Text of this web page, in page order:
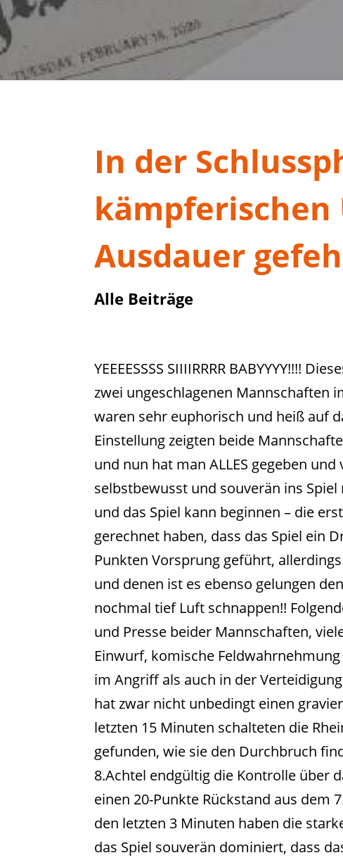
In der
kämpferischen
Ausdauer
Alle Beiträge
YEEEESSSS SIIIIRRRR BABYYYY!!!!
zwei ungeschlagenen Mannschaften
waren sehr euphorisch und heiß auf
Einstellung zeigten beide
und nun hat man ALLES gegeben
selbstbewusst und souverän ins
und das Spiel kann beginnen – die
gerechnet haben, dass das Spiel ein
Punkten Vorsprung geführt,
und denen ist es ebenso gelungen
nochmal tief Luft schnappen!!
und Presse beider Mannschaften,
Einwurf, komische
im Angriff als auch in der
hat zwar nicht unbedingt einen
letzten 15 Minuten schalteten die
gefunden, wie sie den Durchbruch
8.Achtel endgültig die Kontrolle über
einen 20-Punkte Rückstand aus dem
den letzten 3 Minuten haben die
das Spiel souverän dominiert, dass